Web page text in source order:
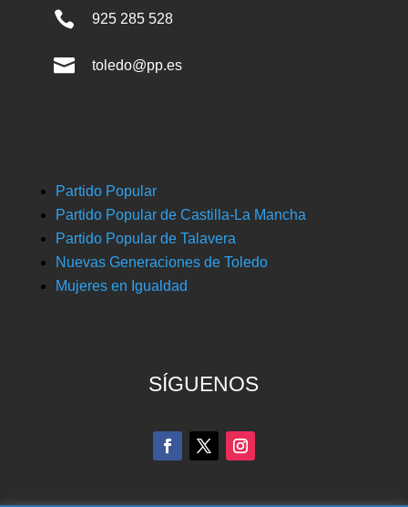
 925 285 528
 toledo@pp.es
Partido Popular
Partido Popular de Castilla-La Mancha
Partido Popular de Talavera
Nuevas Generaciones de Toledo
Mujeres en Igualdad
SÍGUENOS